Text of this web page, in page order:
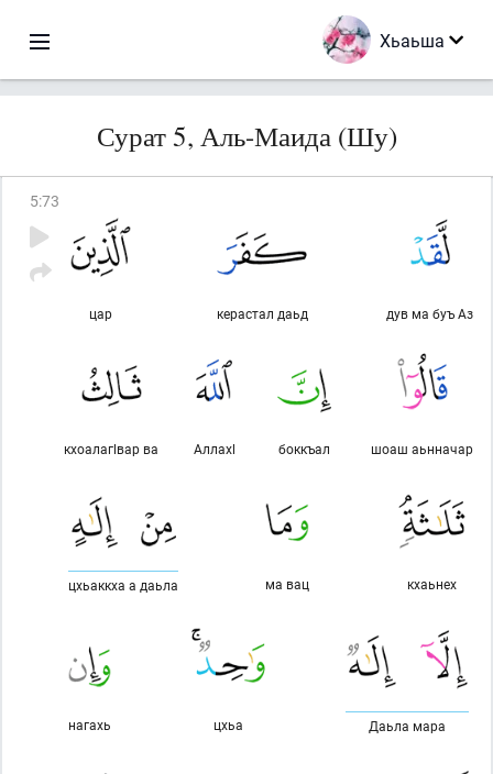
Хьаьша
Сурат 5, Аль-Маида (Шу)
5:73
дув ма буъ Аз
керастал даьд
цар
шоаш аьнначар
боккъал
Аллахl
кхоалагlвар ва
кхаьнех
ма вац
цхьаккха а даьла
Даьла мара
цхьа
нагахь